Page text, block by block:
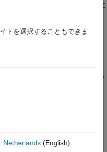
に
トをMATLABStruct に変換し、
プリケーションから MATLAB
。この例のビルドと実行につい
トを選択することもできま
Netherlands(English)